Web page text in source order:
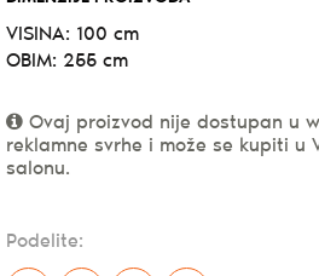
VISINA: 100 cm
OBIM: 255 cm
Ovaj proizvod nije dostupan u
reklamne svrhe i može se kupiti u
salonu.
Podelite: